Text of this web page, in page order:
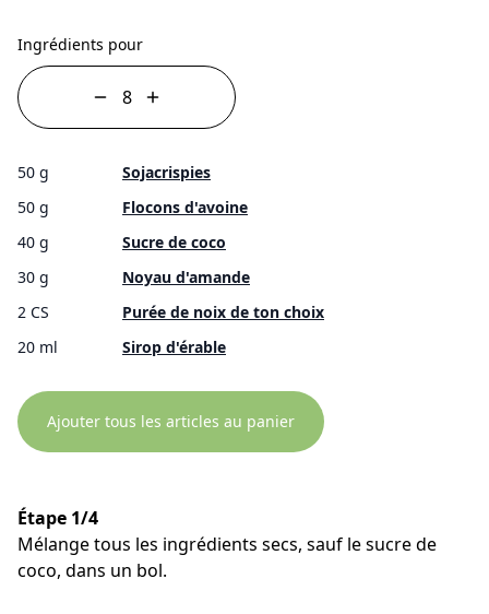
Ingrédients pour
50 g
Sojacrispies
50 g
Flocons d'avoine
40 g
Sucre de coco
30 g
Noyau d'amande
2 CS
Purée de noix de ton choix
20 ml
Sirop d'érable
Ajouter tous les articles au panier
Étape 1/4
Mélange tous les ingrédients secs, sauf le sucre de
coco, dans un bol.